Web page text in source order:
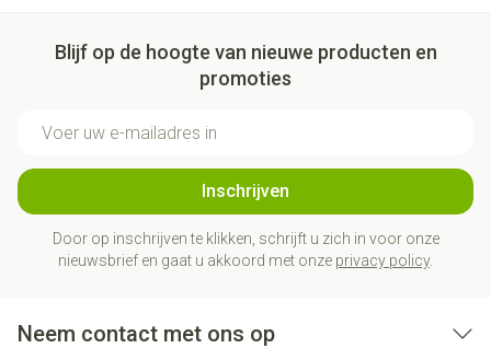
Blijf op de hoogte van nieuwe producten en
promoties
Inschrijven
Door op inschrijven te klikken, schrijft u zich in voor onze
nieuwsbrief en gaat u akkoord met onze privacy policy.
Neem contact met ons op